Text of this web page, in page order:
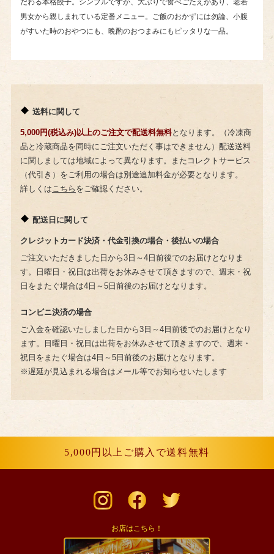
だわる本格餃子。シンプルですが、大ぶりで食べごたえがあり、老若
男女から親しまれている定番メニュー。ご飯のおかずには勿論、小腹
がすいた時のおやつにも、晩酌のおつまみにもピッタリな一品。
送料に関して
5,000円(税込み)以上のご注文で配送料無料となります。（冷凍商
品と冷蔵商品を同時にご注文いただく事はできません）配送送料
に関しましては地域によって異なります。またコレクトサービス
（代引き）をご利用の場合は別途追加料金が必要となります。
詳しくはこちら をご確認ください。
配送日に関して
クレジットカード決済・代金引換の場合・後払いの場合
ご注文いただきました日から3日～4日前後でのお届けとなりま
す。日曜日・祝日は出荷をお休みさせて頂きますので、週末・祝
日をまたぐ場合は4日～5日前後のお届けとなります。
コンビニ決済の場合
ご入金を確認いたしました日から3日～4日前後でのお届けとなり
ます。日曜日・祝日は出荷をお休みさせて頂きますので、週末・
祝日をまたぐ場合は4日～5日前後のお届けとなります。
※遅延が見込まれる場合はメール等でお知らせいたします
5,000円以上ご購入で送料無料
お店はこちら！